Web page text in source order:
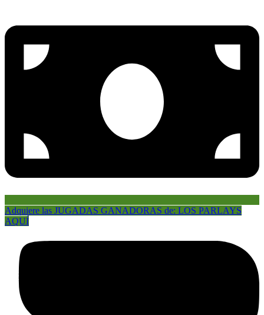
Adquiere las JUGADAS GANADORAS de: LOS PARLAYS
AQUÍ